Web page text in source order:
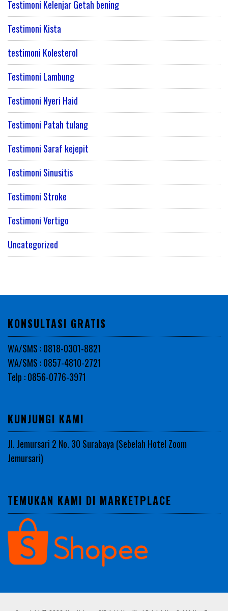
Testimoni Kelenjar Getah bening
Testimoni Kista
testimoni Kolesterol
Testimoni Lambung
Testimoni Nyeri Haid
Testimoni Patah tulang
Testimoni Saraf kejepit
Testimoni Sinusitis
Testimoni Stroke
Testimoni Vertigo
Uncategorized
KONSULTASI GRATIS
WA/SMS : 0818-0301-8821
WA/SMS : 0857-4810-2721
Telp : 0856-0776-3971
KUNJUNGI KAMI
Jl. Jemursari 2 No. 30 Surabaya (Sebelah Hotel Zoom
Jemursari)
TEMUKAN KAMI DI MARKETPLACE